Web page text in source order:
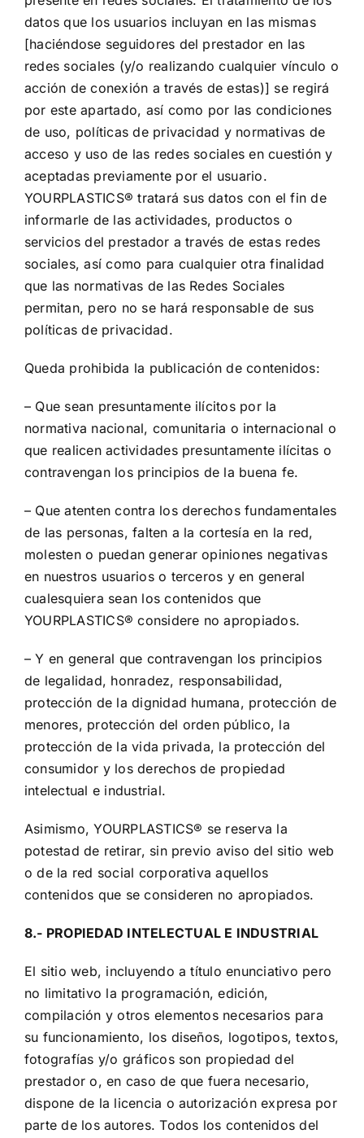
datos que los usuarios incluyan en las mismas
[haciéndose seguidores del prestador en las
redes sociales (y/o realizando cualquier vínculo o
acción de conexión a través de estas)] se regirá
por este apartado, así como por las condiciones
de uso, políticas de privacidad y normativas de
acceso y uso de las redes sociales en cuestión y
aceptadas previamente por el usuario.
YOURPLASTICS® tratará sus datos con el fin de
informarle de las actividades, productos o
servicios del prestador a través de estas redes
sociales, así como para cualquier otra finalidad
que las normativas de las Redes Sociales
permitan, pero no se hará responsable de sus
políticas de privacidad.
Queda prohibida la publicación de contenidos:
– Que sean presuntamente ilícitos por la
normativa nacional, comunitaria o internacional o
que realicen actividades presuntamente ilícitas o
contravengan los principios de la buena fe.
– Que atenten contra los derechos fundamentales
de las personas, falten a la cortesía en la red,
molesten o puedan generar opiniones negativas
en nuestros usuarios o terceros y en general
cualesquiera sean los contenidos que
YOURPLASTICS® considere no apropiados.
– Y en general que contravengan los principios
de legalidad, honradez, responsabilidad,
protección de la dignidad humana, protección de
menores, protección del orden público, la
protección de la vida privada, la protección del
consumidor y los derechos de propiedad
intelectual e industrial.
Asimismo, YOURPLASTICS® se reserva la
potestad de retirar, sin previo aviso del sitio web
o de la red social corporativa aquellos
contenidos que se consideren no apropiados.
8.- PROPIEDAD INTELECTUAL E INDUSTRIAL
El sitio web, incluyendo a título enunciativo pero
no limitativo la programación, edición,
compilación y otros elementos necesarios para
su funcionamiento, los diseños, logotipos, textos,
fotografías y/o gráficos son propiedad del
prestador o, en caso de que fuera necesario,
dispone de la licencia o autorización expresa por
parte de los autores. Todos los contenidos del